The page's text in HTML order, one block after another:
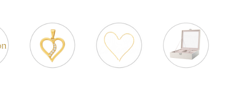
Bijoux de 100 à 150€
Bijoux de 150 à 200€